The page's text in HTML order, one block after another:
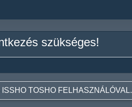
szükséges!
TOSHO FELHASZNÁLÓVAL.